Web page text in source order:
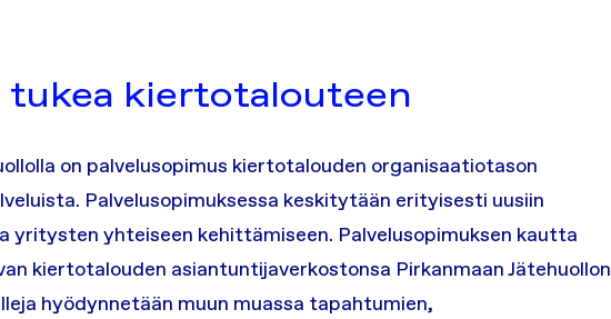
kiertotalouteen
on palvelusopimus kiertotalouden organisaatiotason
Palvelusopimuksessa keskitytään erityisesti uusiin
yritysten yhteiseen kehittämiseen. Palvelusopimuksen kautta
kiertotalouden asiantuntijaverkostonsa Pirkanmaan Jätehuollon
hyödynnetään muun muassa tapahtumien,